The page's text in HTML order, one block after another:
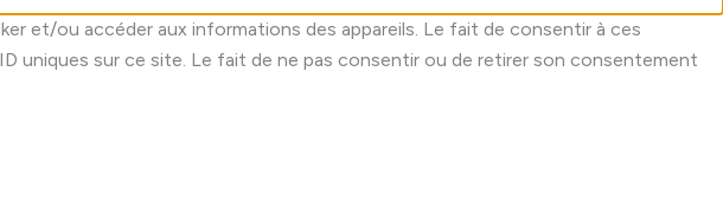
et/ou accéder aux informations des appareils. Le fait de consentir à ces
uniques sur ce site. Le fait de ne pas consentir ou de retirer son consentement